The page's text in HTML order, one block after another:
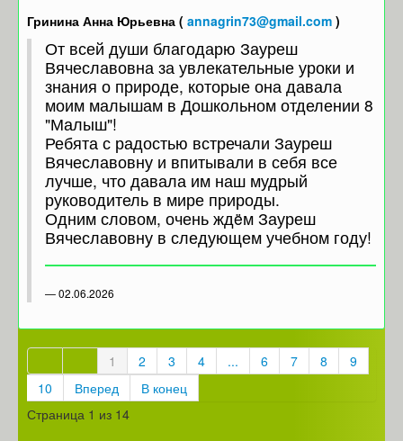
Гринина Анна Юрьевна ( annagrin73@gmail.com )
От всей души благодарю Зауреш
Вячеславовна за увлекательные уроки и
знания о природе, которые она давала
моим малышам в Дошкольном отделении 8
"Малыш"!
Ребята с радостью встречали Зауреш
Вячеславовну и впитывали в себя все
лучше, что давала им наш мудрый
руководитель в мире природы.
Одним словом, очень ждëм Зауреш
Вячеславовну в следующем учебном году!
02.06.2026
1 2 3 4 ... 6 7 8
9
10
Вперед
В конец
Страница 1 из 14